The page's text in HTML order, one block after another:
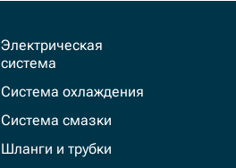
Электрическая
система
Система охлаждения
Система смазки
Шланги и трубки